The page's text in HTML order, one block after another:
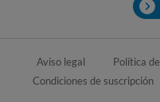
Aviso legal Política
Condiciones de suscripción